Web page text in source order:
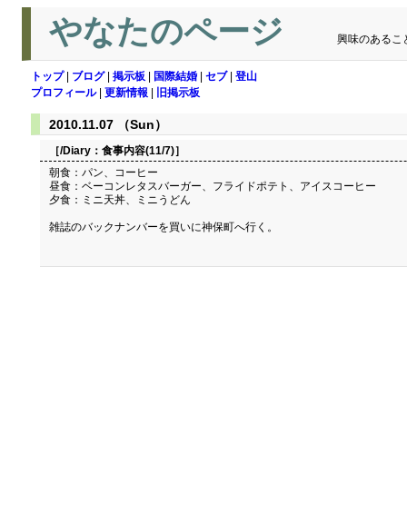
やなたのページ 興味のあるこ
トップ| ブログ| 掲示板 国際結婚 セブ| 登山
プロフィール| 更新情報 旧掲示板
2010.11.07 （Sun）
［/Diary： 食事内容(11/7)］
朝食：パン、コーヒー
昼食：ベーコンレタスバーガー、フライドポテト、アイスコーヒー
夕食：ミニ天丼、ミニうどん
雑誌のバックナンバーを買いに神保町へ行く。